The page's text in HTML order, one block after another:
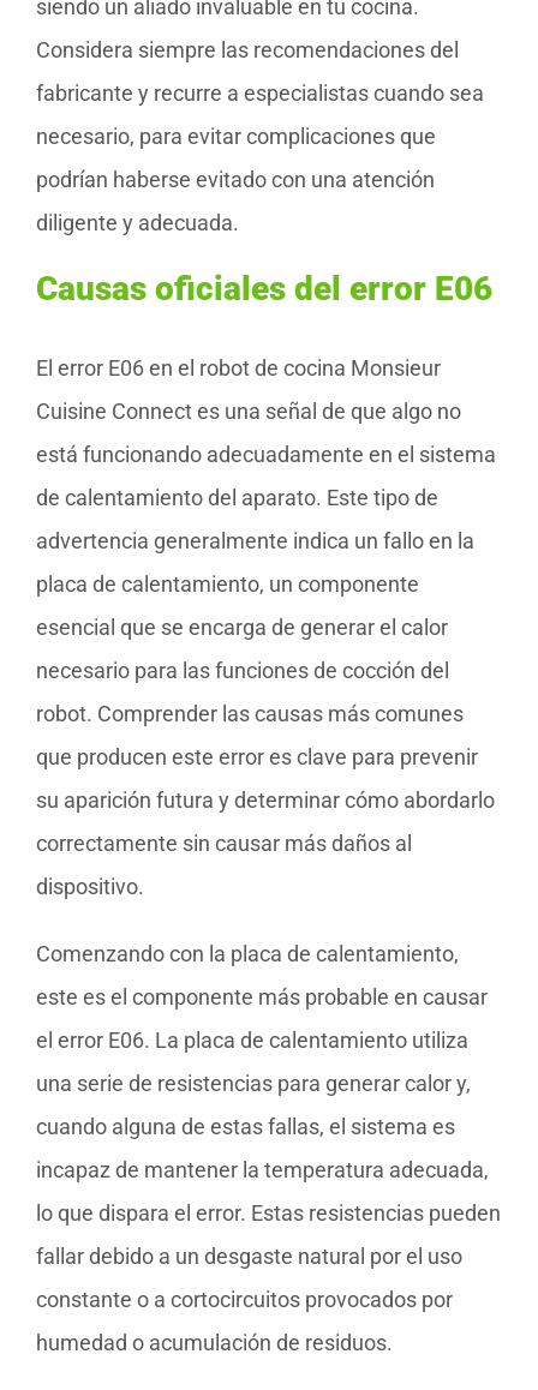
siendo un aliado invaluable en tu cocina.
Considera siempre las recomendaciones del
fabricante y recurre a especialistas cuando sea
necesario, para evitar complicaciones que
podrían haberse evitado con una atención
diligente y adecuada.
Causas oficiales del error E06
El error E06 en el robot de cocina Monsieur
Cuisine Connect es una señal de que algo no
está funcionando adecuadamente en el sistema
de calentamiento del aparato. Este tipo de
advertencia generalmente indica un fallo en la
placa de calentamiento, un componente
esencial que se encarga de generar el calor
necesario para las funciones de cocción del
robot. Comprender las causas más comunes
que producen este error es clave para prevenir
su aparición futura y determinar cómo abordarlo
correctamente sin causar más daños al
dispositivo.
Comenzando con la placa de calentamiento,
este es el componente más probable en causar
el error E06. La placa de calentamiento utiliza
una serie de resistencias para generar calor y,
cuando alguna de estas fallas, el sistema es
incapaz de mantener la temperatura adecuada,
lo que dispara el error. Estas resistencias pueden
fallar debido a un desgaste natural por el uso
constante o a cortocircuitos provocados por
humedad o acumulación de residuos.